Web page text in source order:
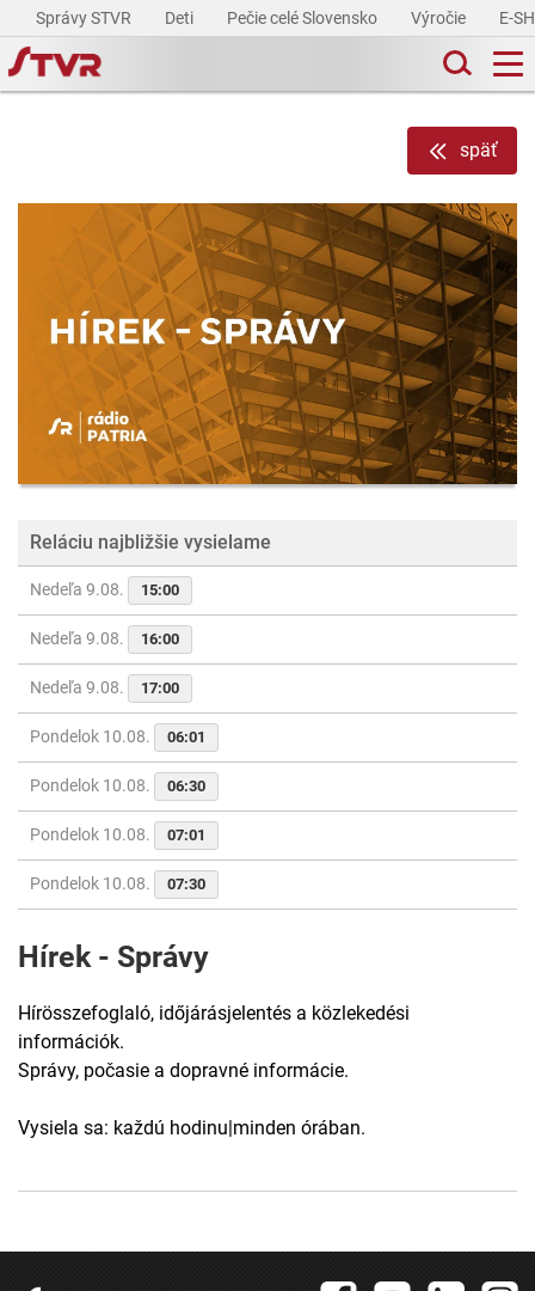
Správy STVR Deti Pečie celé Slovensko Výročie E-
späť
Reláciu najbližšie vysielame
Nedeľa 9.08. 15:00
Nedeľa 9.08. 16:00
Nedeľa 9.08. 17:00
Pondelok 10.08. 06:01
Pondelok 10.08. 06:30
Pondelok 10.08. 07:01
Pondelok 10.08. 07:30
Hírek - Správy
Hírösszefoglaló, időjárásjelentés a közlekedési
információk.
Správy, počasie a dopravné informácie.
Vysiela sa: každú hodinu|minden órában.